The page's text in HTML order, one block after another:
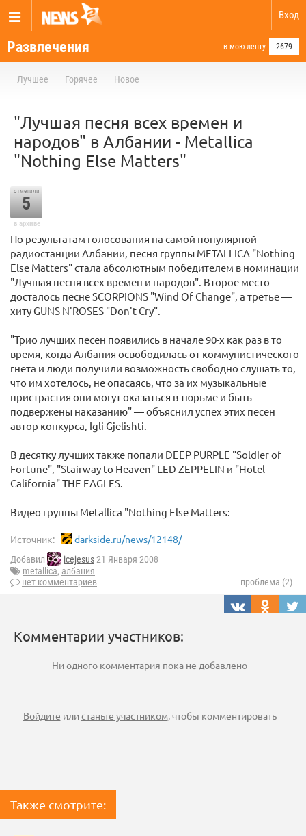
Вход
Развлечения в мою ленту 2679
Лучшее Горячее Новое
"Лучшая песня всех времен и
народов" в Албании - Metallica
"Nothing Else Matters"
отметили
5
в архиве
По результатам голосования на самой популярной
радиостанции Албании, песня группы METALLICA "Nothing
Else Matters" стала абсолютным победителем в номинации
"Лучшая песня всех времен и народов". Второе место
досталось песне SCORPIONS "Wind Of Change", а третье —
хиту GUNS N'ROSES "Don't Cry".
"Трио лучших песен появились в начале 90-х как раз в то
время, когда Албания освободилась от коммунистического
гнета и люди получили возможность свободно слушать то,
что им хотелось, не опасаясь, что за их музыкальные
пристрастия они могут оказаться в тюрьме и быть
подвержены наказанию" — объяснил успех этих песен
автор конкурса, Igli Gjelishti.
В десятку лучших также попали DEEP PURPLE "Soldier of
Fortune", "Stairway to Heaven" LED ZEPPELIN и "Hotel
California" THE EAGLES.
Видео группы Metallica "Nothing Else Matters:
Источник: darkside.ru/news/12148/
Добавил icejesus21 Января 2008
metallica, албания
нет комментариев
проблема (2)
Комментарии участников:
Ни одного комментария пока не добавлено
Войдите илистаньте участником, чтобы комментировать
Также смотрите: